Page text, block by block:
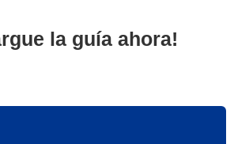
la guía ahora!